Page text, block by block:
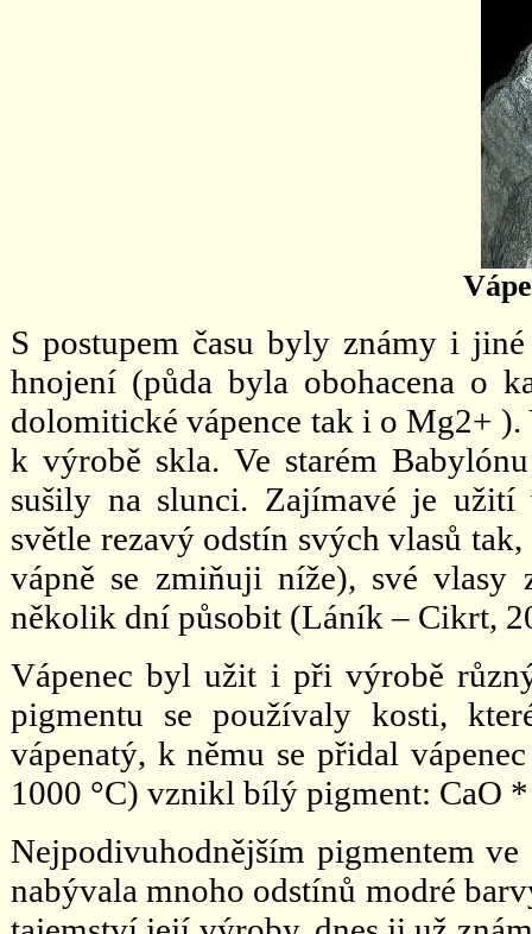
S postupem času byly známy i
hnojení (půda byla obohacena o
dolomitické vápence tak i o Mg2+
k výrobě skla. Ve starém
sušily na slunci. Zajímavé je užití
světle rezavý odstín svých vlasů
vápně se zmiňuji níže), své vlasy
několik dní působit (Láník – Cikrt,
Vápenec byl užit i při výrobě
pigmentu se používaly kosti,
vápenatý, k němu se přidal
1000 °C) vznikl bílý pigment: CaO
Nejpodivuhodnějším pigmentem
nabývala mnoho odstínů modré